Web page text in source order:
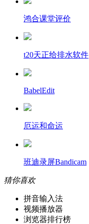
鸿合课堂评价
t20天正给排水软件
BabelEdit
厄运和命运
班迪录屏Bandicam
猜你喜欢
拼音输入法
视频播放器
浏览器排行榜